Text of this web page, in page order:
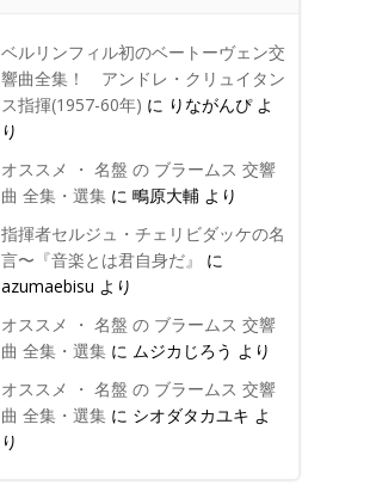
ベルリンフィル初のベートーヴェン交
響曲全集！ アンドレ・クリュイタン
ス指揮(1957-60年) に りながんぴよ
り
オススメ ・ 名盤 の ブラームス 交響
曲 全集・選集に 鴫原大輔より
指揮者セルジュ・チェリビダッケの名
言〜『音楽とは君自身だ』
に
azumaebisu より
オススメ ・ 名盤 の ブラームス 交響
曲 全集・選集に ムジカじろう より
オススメ ・ 名盤 の ブラームス 交響
曲 全集・選集に シオダタカユキ よ
り